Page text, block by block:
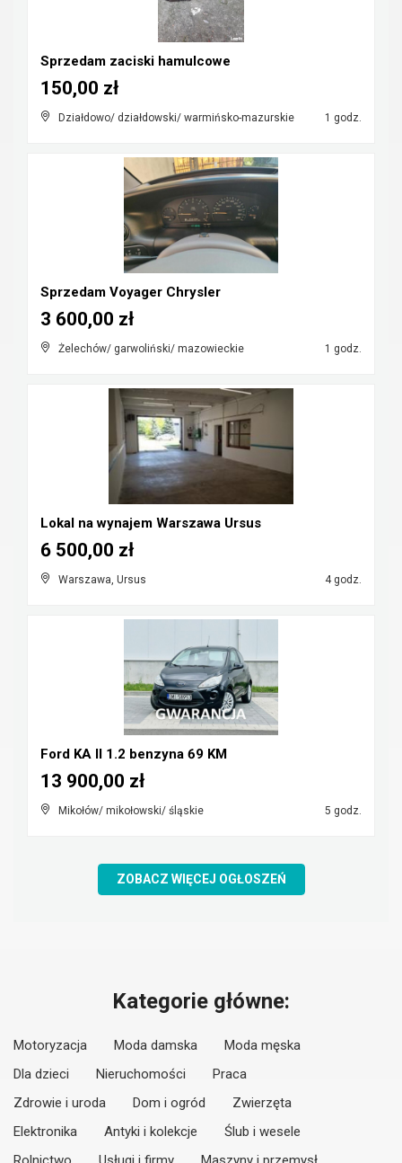
Sprzedam zaciski hamulcowe
Działdowo/ działdowski/ warmińsko-mazurskie 1 godz.
150,00 zł
Sprzedam Voyager Chrysler
Żelechów/ garwoliński/ mazowieckie 1 godz.
3 600,00 zł
Lokal na wynajem Warszawa Ursus
Warszawa, Ursus 4 godz.
6 500,00 zł
Ford KA II 1.2 benzyna 69 KM
Mikołów/ mikołowski/ śląskie 5 godz.
13 900,00 zł
ZOBACZ WIĘCEJ OGŁOSZEŃ
Kategorie główne:
Motoryzacja Moda damska
Moda męska
Dla dzieci
Nieruchomości
Praca
Zdrowie i uroda
Dom i ogród
Zwierzęta
Elektronika
Antyki i kolekcje
Ślub i wesele